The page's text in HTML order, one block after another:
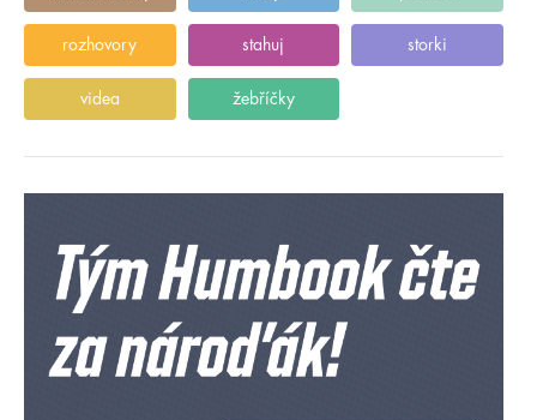
rozhovory stahuj storki
videa žebříčky